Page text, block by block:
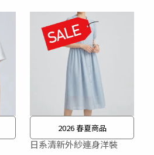
2026 春夏商品
日系清新外紗連身洋裝